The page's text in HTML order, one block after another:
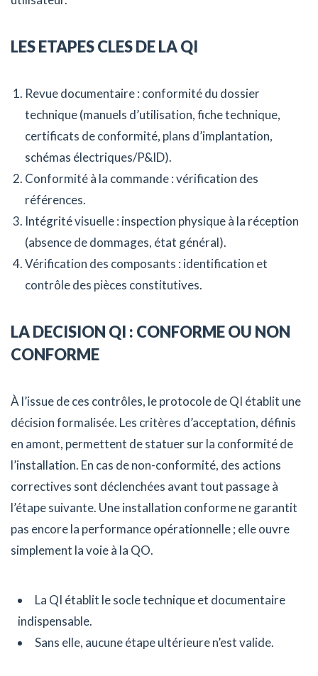
LES ETAPES CLES DE LA QI
Revue documentaire : conformité du dossier
technique (manuels d’utilisation, fiche technique,
certificats de conformité, plans d’implantation,
schémas électriques/P&ID).
Conformité à la commande : vérification des
références.
Intégrité visuelle : inspection physique à la réception
(absence de dommages, état général).
Vérification des composants : identification et
contrôle des pièces constitutives.
LA DECISION QI : CONFORME OU NON
CONFORME
À l’issue de ces contrôles, le protocole de QI établit une
décision formalisée. Les critères d’acceptation, définis
en amont, permettent de statuer sur la conformité de
l’installation. En cas de non-conformité, des actions
correctives sont déclenchées avant tout passage à
l’étape suivante. Une installation conforme ne garantit
pas encore la performance opérationnelle ; elle ouvre
simplement la voie à la QO.
La QI établit le socle technique et documentaire
indispensable.
Sans elle, aucune étape ultérieure n’est valide.